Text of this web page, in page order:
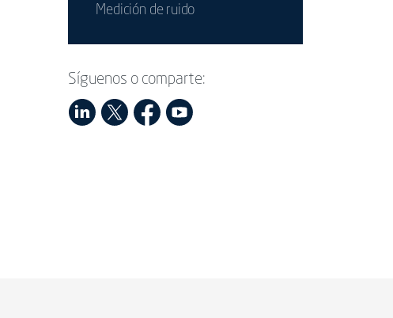
Medición de ruido
Síguenos o comparte: